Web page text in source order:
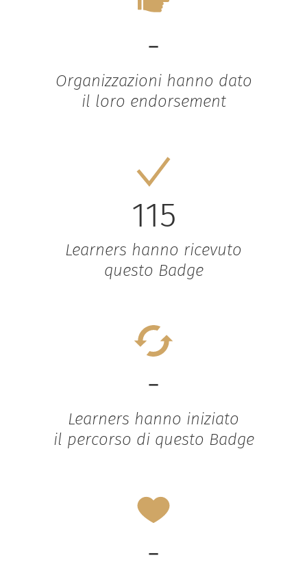
-
Organizzazioni hanno dato
il loro endorsement
115
Learners hanno ricevuto
questo Badge
-
Learners hanno iniziato
il percorso di questo Badge
-